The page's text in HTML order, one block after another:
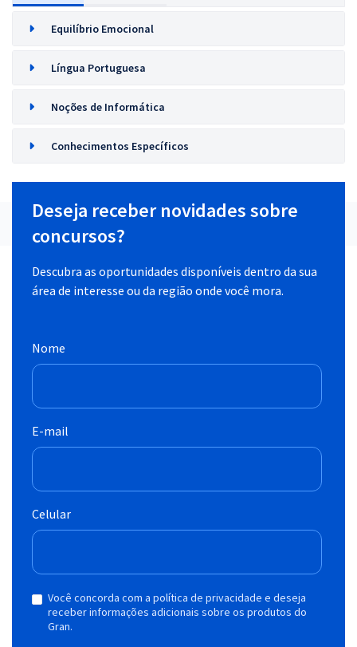
Equilíbrio Emocional
Língua Portuguesa
Noções de Informática
Conhecimentos Específicos
Deseja receber novidades sobre
concursos?
Descubra as oportunidades disponíveis dentro da sua
área de interesse ou da região onde você mora.
Nome
E-mail
Celular
Você concorda com a política de privacidade e deseja
receber informações adicionais sobre os produtos do
Gran.